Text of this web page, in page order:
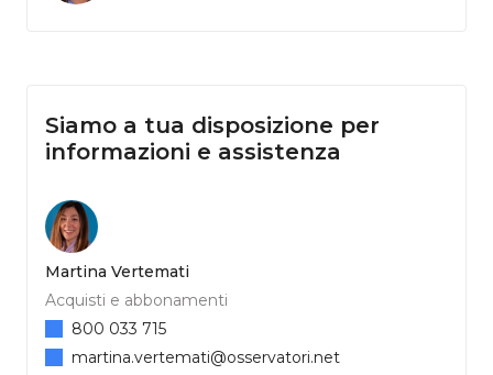
Siamo a tua disposizione per
informazioni e assistenza
Martina Vertemati
Acquisti e abbonamenti
800 033 715
martina.vertemati@osservatori.net